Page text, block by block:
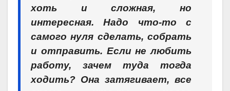
хоть и сложная, но
интересная. Надо что-то с
самого нуля сделать, собрать
и отправить. Если не любить
работу, зачем туда тогда
ходить? Она затягивает, все